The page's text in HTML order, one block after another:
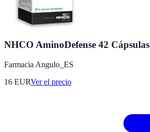
NHCO AminoDefense 42 Cápsulas
Farmacia Angulo_ES
16 EURVer el precio